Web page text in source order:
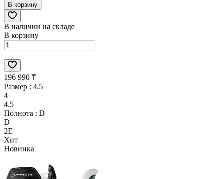
В корзину
В наличии на складе
В корзину
196 990 ₸
Размер : 4.5
4
4.5
Полнота : D
D
2E
Хит
Новинка